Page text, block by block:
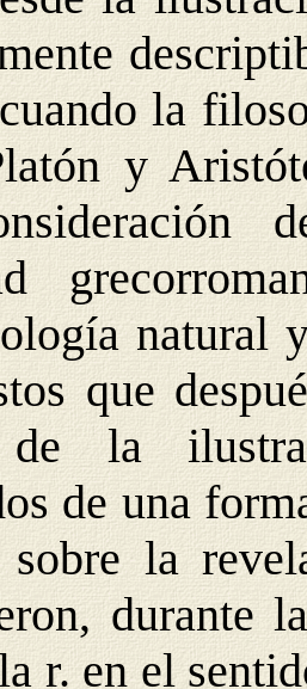
la
y
natural
que
de la
de una
la
durante
r. en el